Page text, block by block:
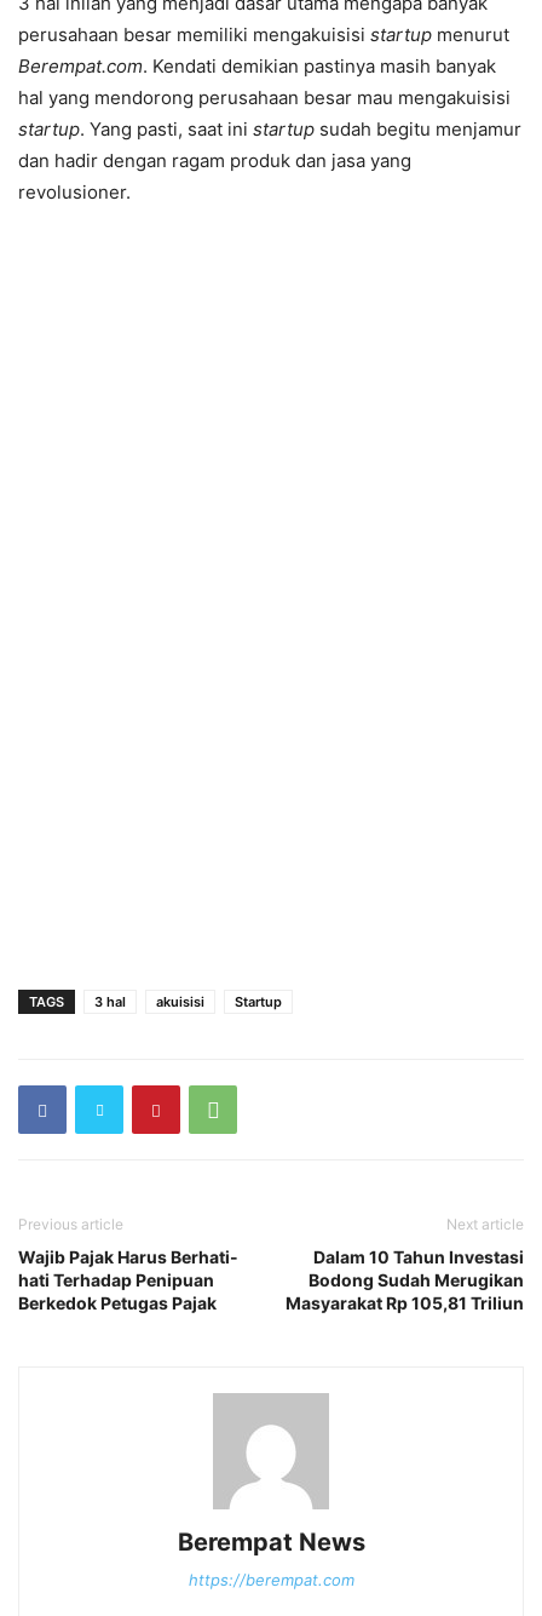
perusahaan besar memiliki mengakuisisi startup menurut
Berempat.com. Kendati demikian pastinya masih banyak
hal yang mendorong perusahaan besar mau mengakuisisi
startup. Yang pasti, saat ini startup sudah begitu menjamur
dan hadir dengan ragam produk dan jasa yang
revolusioner.
TAGS 3 hal akuisisi Startup
Previous article
Wajib Pajak Harus Berhati-
hati Terhadap Penipuan
Berkedok Petugas Pajak
Next article
Dalam 10 Tahun Investasi
Bodong Sudah Merugikan
Masyarakat Rp 105,81 Triliun
Berempat News
https://berempat.com